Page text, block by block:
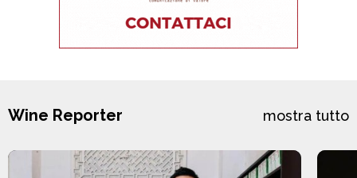
Wine Reporter mostra tutto